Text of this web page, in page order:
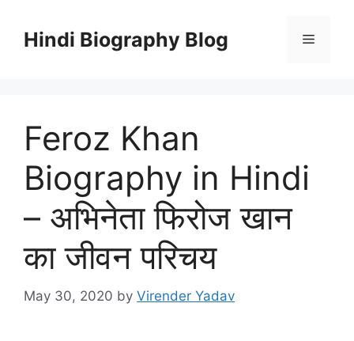
contentHindi Biography Blog Menu
Feroz Khan
Biography in Hindi
– अभिनेता फिरोज खान
का जीवन परिचय
May 30, 2020 by Virender Yadav